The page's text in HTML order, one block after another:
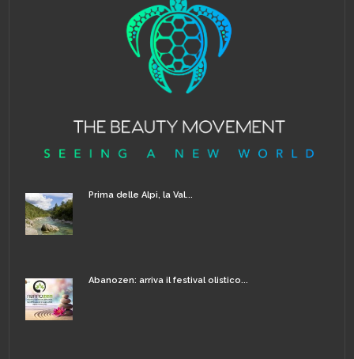
Prima delle Alpi, la Val...
Abanozen: arriva il festival olistico...